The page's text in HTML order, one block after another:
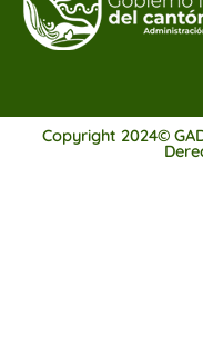
Copyright 2024©